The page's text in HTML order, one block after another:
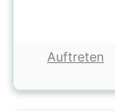
Auftreten